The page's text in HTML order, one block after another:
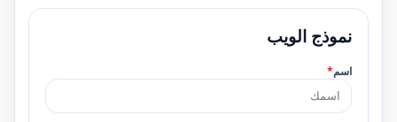
نموذج الويب
اسم*